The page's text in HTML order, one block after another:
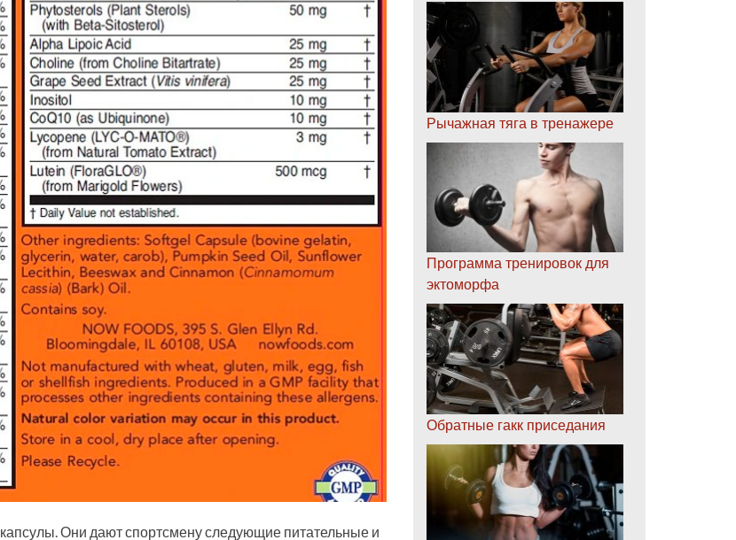
Они дают спортсмену следующие питательные и
Рычажная тяга в тренажере
Программа тренировок для
эктоморфа
Обратные гакк приседания